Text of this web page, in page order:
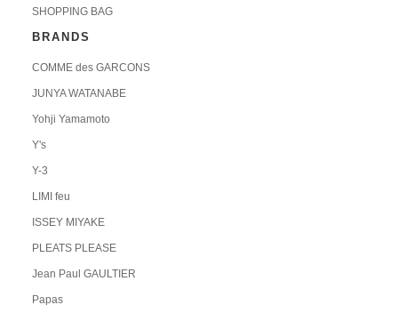
SHOPPING BAG
BRANDS
COMME des GARCONS
JUNYA WATANABE
Yohji Yamamoto
Y's
Y-3
LIMI feu
ISSEY MIYAKE
PLEATS PLEASE
Jean Paul GAULTIER
Papas